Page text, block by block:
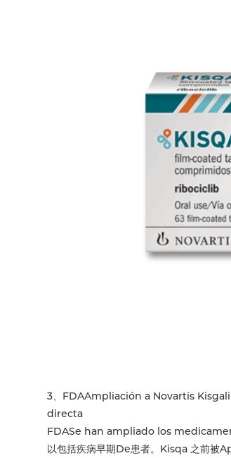
3、FDAAmpliación a Novartis
directa
FDASe han ampliado los
以包括疾病早期De患者。Kisqa 之前